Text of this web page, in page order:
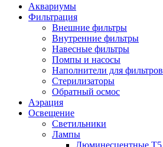
Аквариумы
Фильтрация
Внешние фильтры
Внутренние фильтры
Навесные фильтры
Помпы и насосы
Наполнители для фильтров
Стерилизаторы
Обратный осмос
Аэрация
Освещение
Светильники
Лампы
Люминесцентные T5